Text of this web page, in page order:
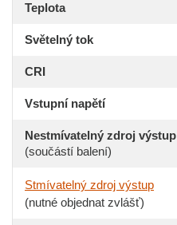
Teplota
Světelný tok
CRI
Vstupní napětí
Nestmívatelný zdroj výstup
(součástí balení)
Stmívatelný zdroj výstup
(nutné objednat zvlášť)